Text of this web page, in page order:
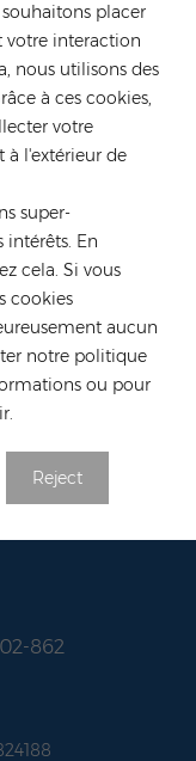
placer
votre interaction
nous utilisons des
à ces cookies,
votre
l'extérieur de
super-
En
cela. Si vous
cookies
aucun
notre politique
ou pour
Reject
40, 52457
Yuen
7,
District
862